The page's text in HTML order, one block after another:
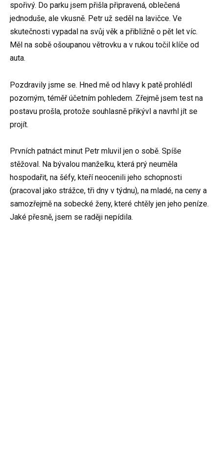
spořivý. Do parku jsem přišla připravená, oblečená
jednoduše, ale vkusně. Petr už seděl na lavičce. Ve
skutečnosti vypadal na svůj věk a přibližně o pět let víc.
Měl na sobě ošoupanou větrovku a v rukou točil klíče od
auta.
Pozdravily jsme se. Hned mě od hlavy k patě prohlédl
pozorným, téměř účetním pohledem. Zřejmě jsem test na
postavu prošla, protože souhlasně přikývl a navrhl jít se
projít.
Prvních patnáct minut Petr mluvil jen o sobě. Spíše
stěžoval. Na bývalou manželku, která prý neuměla
hospodařit, na šéfy, kteří neocenili jeho schopnosti
(pracoval jako strážce, tři dny v týdnu), na mladé, na ceny a
samozřejmě na sobecké ženy, které chtěly jen jeho peníze.
Jaké přesně, jsem se raději nepídila.